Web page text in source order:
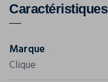
Caractéristiques
Marque
Clique